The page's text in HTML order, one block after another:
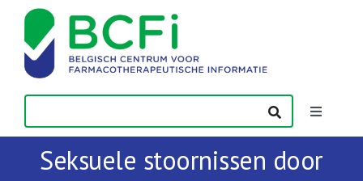
content
Toggle
Nieuws
Seksuele stoornissen door